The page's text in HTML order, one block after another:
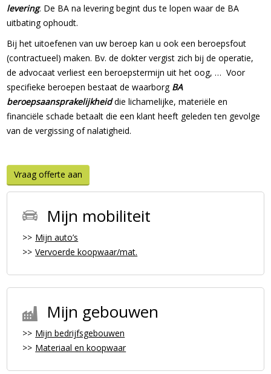
levering. De BA na levering begint dus te lopen waar de BA
uitbating ophoudt.
Bij het uitoefenen van uw beroep kan u ook een beroepsfout
(contractueel) maken. Bv. de dokter vergist zich bij de operatie,
de advocaat verliest een beroepstermijn uit het oog, … Voor
specifieke beroepen bestaat de waarborg BA
beroepsaansprakelijkheiddie lichamelijke, materiële en
financiële schade betaalt die een klant heeft geleden ten gevolge
van de vergissing of nalatigheid.
Vraag offerte aan
Mijn mobiliteit
Mijn auto’s
Vervoerde koopwaar/mat.
Mijn gebouwen
Mijn bedrijfsgebouwen
Materiaal en koopwaar